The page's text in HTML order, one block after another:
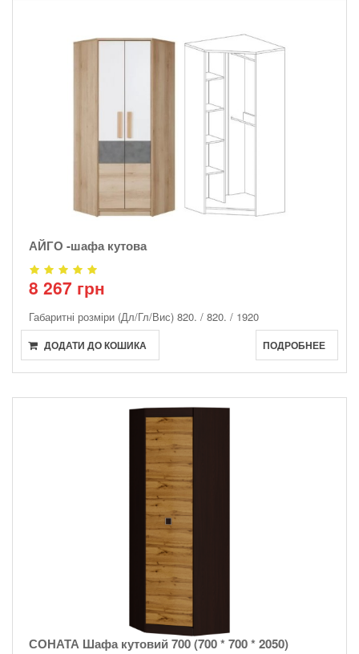
АЙГО -шафа кутова
8 267 грн
Габаритні розміри (Дл/Гл/Вис) 820. / 820. / 1920
ДОДАТИ ДО КОШИКА ПОДРОБНЕЕ
СОНАТА Шафа кутовий 700 (700 * 700 * 2050)